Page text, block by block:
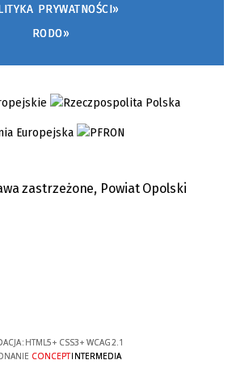
PRYWATNOŚCI»
RODO»
zastrzeżone, Powiat Opolski
HTML5+ CSS3+ WCAG 2.1
CONCEPTINTERMEDIA